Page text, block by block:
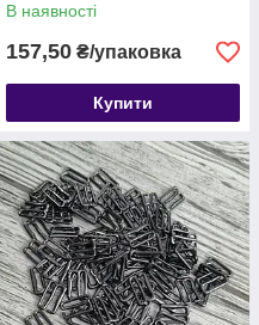
В наявності
157,50 ₴/упаковка
Купити